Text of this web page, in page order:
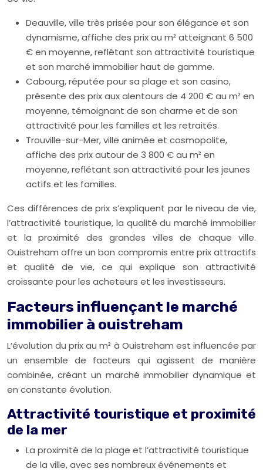
Deauville, ville très prisée pour son élégance et son
dynamisme, affiche des prix au m² atteignant 6 500
€ en moyenne, reflétant son attractivité touristique
et son marché immobilier haut de gamme.
Cabourg, réputée pour sa plage et son casino,
présente des prix aux alentours de 4 200 € au m² en
moyenne, témoignant de son charme et de son
attractivité pour les familles et les retraités.
Trouville-sur-Mer, ville animée et cosmopolite,
affiche des prix autour de 3 800 € au m² en
moyenne, reflétant son attractivité pour les jeunes
actifs et les familles.
Ces différences de prix s’expliquent par le niveau de vie,
l’attractivité touristique, la qualité du marché immobilier
et la proximité des grandes villes de chaque ville.
Ouistreham offre un bon compromis entre prix attractifs
et qualité de vie, ce qui explique son attractivité
croissante pour les acheteurs et les investisseurs.
Facteurs influençant le marché
immobilier à ouistreham
L’évolution du prix au m² à Ouistreham est influencée par
un ensemble de facteurs qui agissent de manière
combinée, créant un marché immobilier dynamique et
en constante évolution.
Attractivité touristique et proximité
de la mer
La proximité de la plage et l’attractivité touristique
de la ville, avec ses nombreux événements et